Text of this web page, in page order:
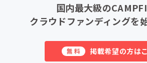
国内最大級の
クラウドファンディングを
無料 掲載希望の方は